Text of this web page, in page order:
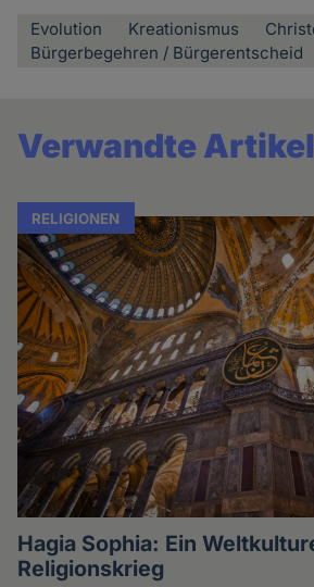
Evolution Kreationismus
Bürgerbegehren / Bürgerentscheid
Verwandte
RELIGIONEN
Hagia Sophia: Ein
Religionskrieg